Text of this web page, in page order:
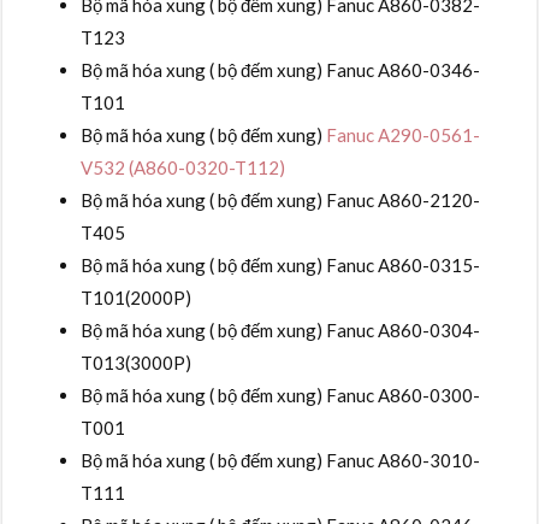
Bộ mã hóa xung ( bộ đếm xung) Fanuc A860-0382-
T123
Bộ mã hóa xung ( bộ đếm xung) Fanuc A860-0346-
T101
Bộ mã hóa xung ( bộ đếm xung) Fanuc A290-0561-
V532 (A860-0320-T112)
Bộ mã hóa xung ( bộ đếm xung) Fanuc A860-2120-
T405
Bộ mã hóa xung ( bộ đếm xung) Fanuc A860-0315-
T101(2000P)
Bộ mã hóa xung ( bộ đếm xung) Fanuc A860-0304-
T013(3000P)
Bộ mã hóa xung ( bộ đếm xung) Fanuc A860-0300-
T001
Bộ mã hóa xung ( bộ đếm xung) Fanuc A860-3010-
T111